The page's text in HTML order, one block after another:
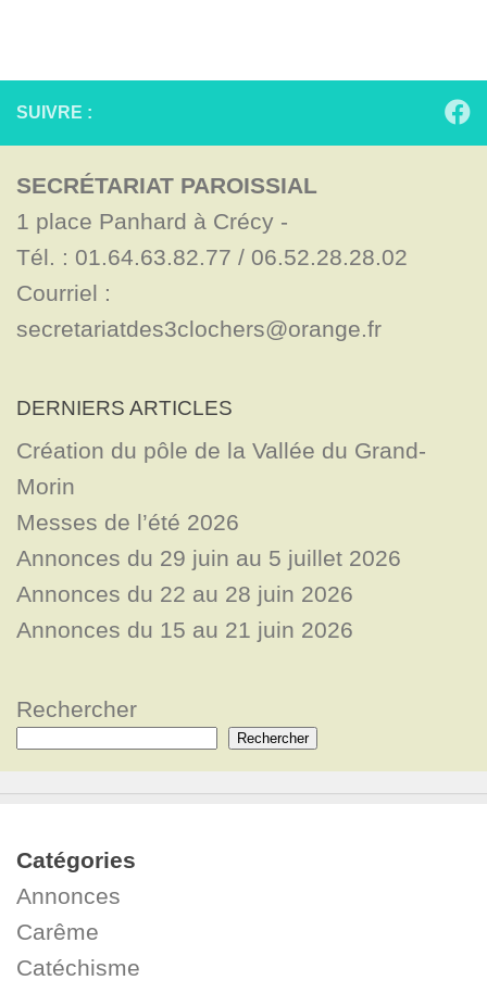
SUIVRE :
SECRÉTARIAT PAROISSIAL
1 place Panhard à Crécy -
Tél. : 01.64.63.82.77 / 06.52.28.28.02
Courriel :
secretariatdes3clochers@orange.fr
DERNIERS ARTICLES
Création du pôle de la Vallée du Grand-
Morin
Messes de l’été 2026
Annonces du 29 juin au 5 juillet 2026
Annonces du 22 au 28 juin 2026
Annonces du 15 au 21 juin 2026
Rechercher
Rechercher
Catégories
Annonces
Carême
Catéchisme